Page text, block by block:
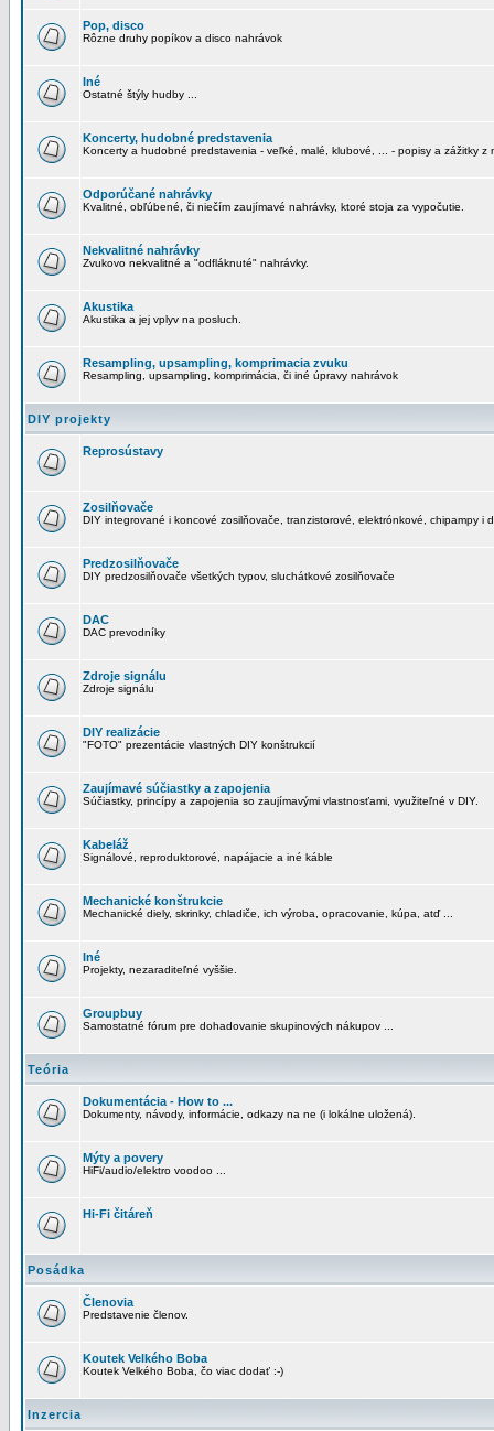
Pop, disco
Rôzne druhy popíkov a disco nahrávok
Iné
Ostatné štýly hudby ...
Koncerty, hudobné predstavenia
Koncerty a hudobné predstavenia - veľké, malé, klubové, ... - popisy a zážitky z
Odporúčané nahrávky
Kvalitné, obľúbené, či niečím zaujímavé nahrávky, ktoré stoja za vypočutie.
Nekvalitné nahrávky
Zvukovo nekvalitné a "odfláknuté" nahrávky.
Akustika
Akustika a jej vplyv na posluch.
Resampling, upsampling, komprimacia zvuku
Resampling, upsampling, komprimácia, či iné úpravy nahrávok
DIY projekty
Reprosústavy
Zosilňovače
DIY integrované i koncové zosilňovače, tranzistorové, elektrónkové, chipampy i
Predzosilňovače
DIY predzosilňovače všetkých typov, sluchátkové zosilňovače
DAC
DAC prevodníky
Zdroje signálu
Zdroje signálu
DIY realizácie
"FOTO" prezentácie vlastných DIY konštrukcií
Zaujímavé súčiastky a zapojenia
Súčiastky, princípy a zapojenia so zaujímavými vlastnosťami, využiteľné v DIY.
Kabeláž
Signálové, reproduktorové, napájacie a iné káble
Mechanické konštrukcie
Mechanické diely, skrinky, chladiče, ich výroba, opracovanie, kúpa, atď ...
Iné
Projekty, nezaraditeľné vyššie.
Groupbuy
Samostatné fórum pre dohadovanie skupinových nákupov ...
Teória
Dokumentácia - How to ...
Dokumenty, návody, informácie, odkazy na ne (i lokálne uložená).
Mýty a povery
HiFi/audio/elektro voodoo ...
Hi-Fi čitáreň
Posádka
Členovia
Predstavenie členov.
Koutek Velkého Boba
Koutek Velkého Boba, čo viac dodať :-)
Inzercia